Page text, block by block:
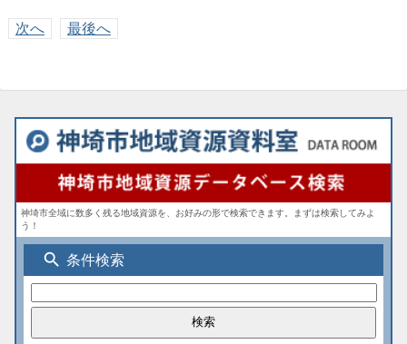
次へ 最後へ
神埼市全域に数多く残る地域資源を、お好みの形で検索できます。まずは検索してみよ
う！
search 条件検索